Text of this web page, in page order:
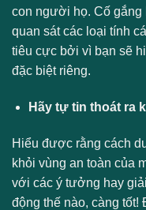
con người họ. Cố
quan sát các loại tính
tiêu cực bởi vì bạn sẽ
đặc biệt riêng.
Hãy tự tin thoát ra
Hiểu được rằng cách
khỏi vùng an toàn của
với các ý tưởng hay
động thế nào, càng tốt!